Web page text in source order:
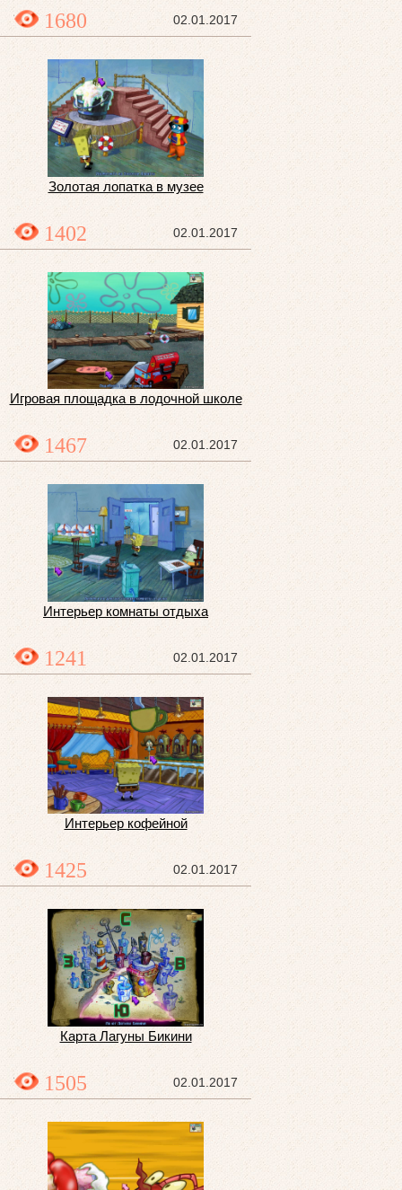
02.01.2017
1680
Золотая лопатка в музее
02.01.2017
1402
Игровая площадка в лодочной школе
02.01.2017
1467
Интерьер комнаты отдыха
02.01.2017
1241
Интерьер кофейной
02.01.2017
1425
Карта Лагуны Бикини
02.01.2017
1505